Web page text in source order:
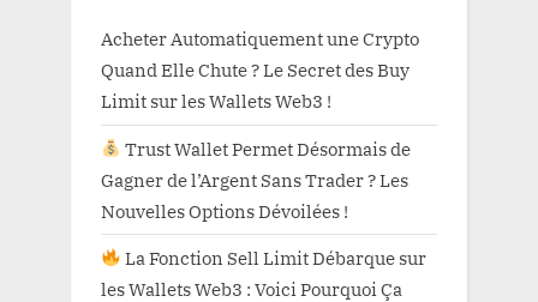
Acheter Automatiquement une Crypto
Quand Elle Chute ? Le Secret des Buy
Limit sur les Wallets Web3 !
Trust Wallet Permet Désormais de
Gagner de l’Argent Sans Trader ? Les
Nouvelles Options Dévoilées !
La Fonction Sell Limit Débarque sur
les Wallets Web3 : Voici Pourquoi Ça